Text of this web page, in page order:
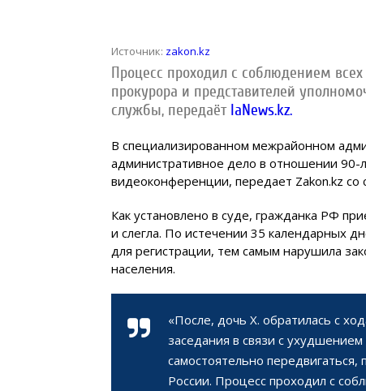
Источник: zakon.kz
Процесс проходил с соблюдением
прокурора и представителей
службы, передаёт IaNews.kz.
В специализированном межрайонном
административное дело в отношении 90-
видеоконференции, передает Zakon.kz со
Как установлено в суде, гражданка РФ
и слегла. По истечении 35 календарных
для регистрации, тем самым нарушила
населения.
«После, дочь Х. обратилась с
заседания в связи с
самостоятельно
России. Процесс проходил с